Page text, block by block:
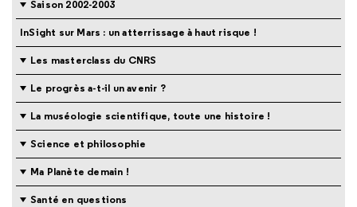
Saison 2002-2003
InSight sur Mars : un atterrissage à haut risque !
Les masterclass du CNRS
Le progrès a-t-il un avenir ?
La muséologie scientifique, toute une histoire !
Science et philosophie
Ma Planète demain !
Santé en questions